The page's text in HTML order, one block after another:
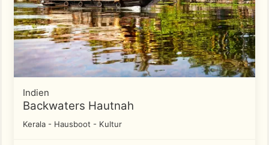
Indien
Backwaters Hautnah
Kerala - Hausboot - Kultur